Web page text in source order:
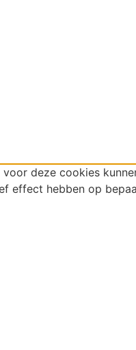
deze cookies
effect hebben op